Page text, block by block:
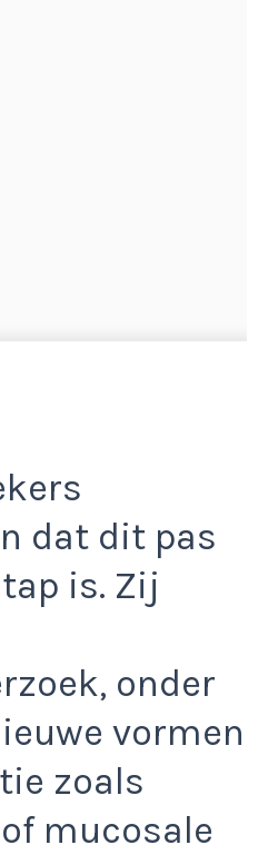
dat dit pas
is. Zij
onder
vormen
zoals
mucosale